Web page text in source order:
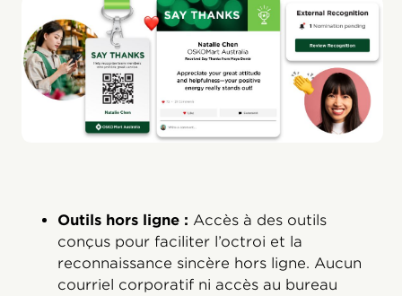
Outils hors ligne : Accès à des outils
conçus pour faciliter l’octroi et la
reconnaissance sincère hors ligne. Aucun
courriel corporatif ni accès au bureau